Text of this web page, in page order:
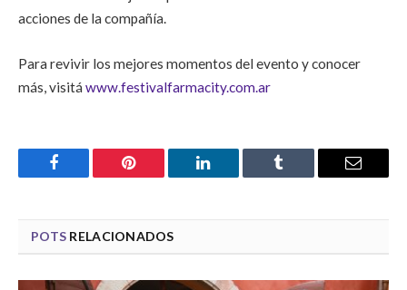
acciones de la compañía.
Para revivir los mejores momentos del evento y conocer
más, visitá www.festivalfarmacity.com.ar
Facebook Pinterest LinkedIn Tumblr Email
POTS RELACIONADOS